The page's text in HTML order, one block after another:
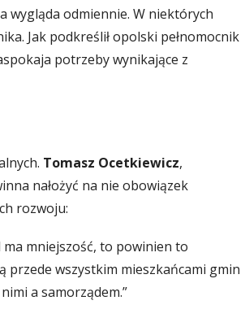
wygląda odmiennie. W niektórych
Jak podkreślił opolski pełnomocnik
potrzeby wynikające z
Tomasz Ocetkiewicz,
nałożyć na nie obowiązek
rozwoju:
mniejszość, to powinien to
przede wszystkim mieszkańcami gmin
a samorządem.”